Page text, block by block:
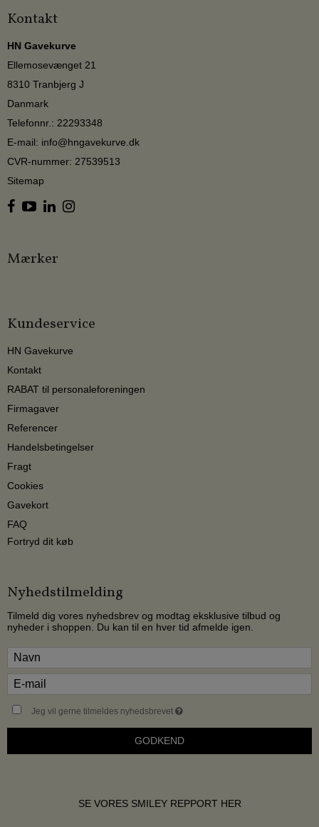
Kontakt
HN Gavekurve
Ellemosevænget 21
8310 Tranbjerg J
Danmark
Telefonnr. : 22293348
E-mail: info@hngavekurve.dk
CVR-nummer: 27539513
Sitemap
Mærker
Kundeservice
HN Gavekurve
Kontakt
RABAT til personaleforeningen
Firmagaver
Referencer
Handelsbetingelser
Fragt
Cookies
Gavekort
FAQ
Fortryd dit køb
Nyhedstilmelding
Tilmeld dig vores nyhedsbrev og modtag eksklusive tilbud og
nyheder i shoppen. Du kan til en hver tid afmelde igen.
Jeg vil gerne tilmeldes nyhedsbrevet
GODKEND
SE VORES SMILEY REPPORT HER